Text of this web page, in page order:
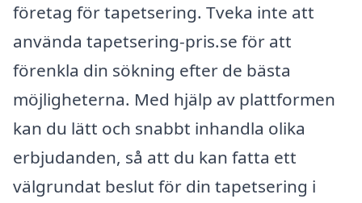
företag för tapetsering. Tveka inte att
använda tapetsering-pris.se för att
förenkla din sökning efter de bästa
möjligheterna. Med hjälp av plattformen
kan du lätt och snabbt inhandla olika
erbjudanden, så att du kan fatta ett
välgrundat beslut för din tapetsering i